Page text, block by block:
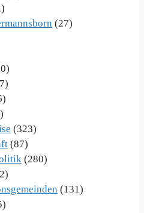
(27)
(323)
(87)
(280)
(131)